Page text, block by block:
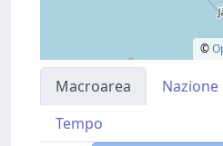
©
Macroarea Nazione
Tempo